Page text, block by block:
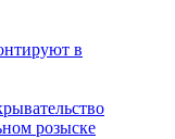
в
розыске